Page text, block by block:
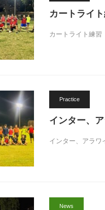
カートライ
カートライト練習
Practice
インター、
インター、アラワ
News